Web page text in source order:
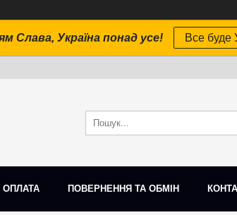
Слава, Україна понад усе! Все буде
ОПЛАТА ПОВЕРНЕННЯ ТА ОБМІН